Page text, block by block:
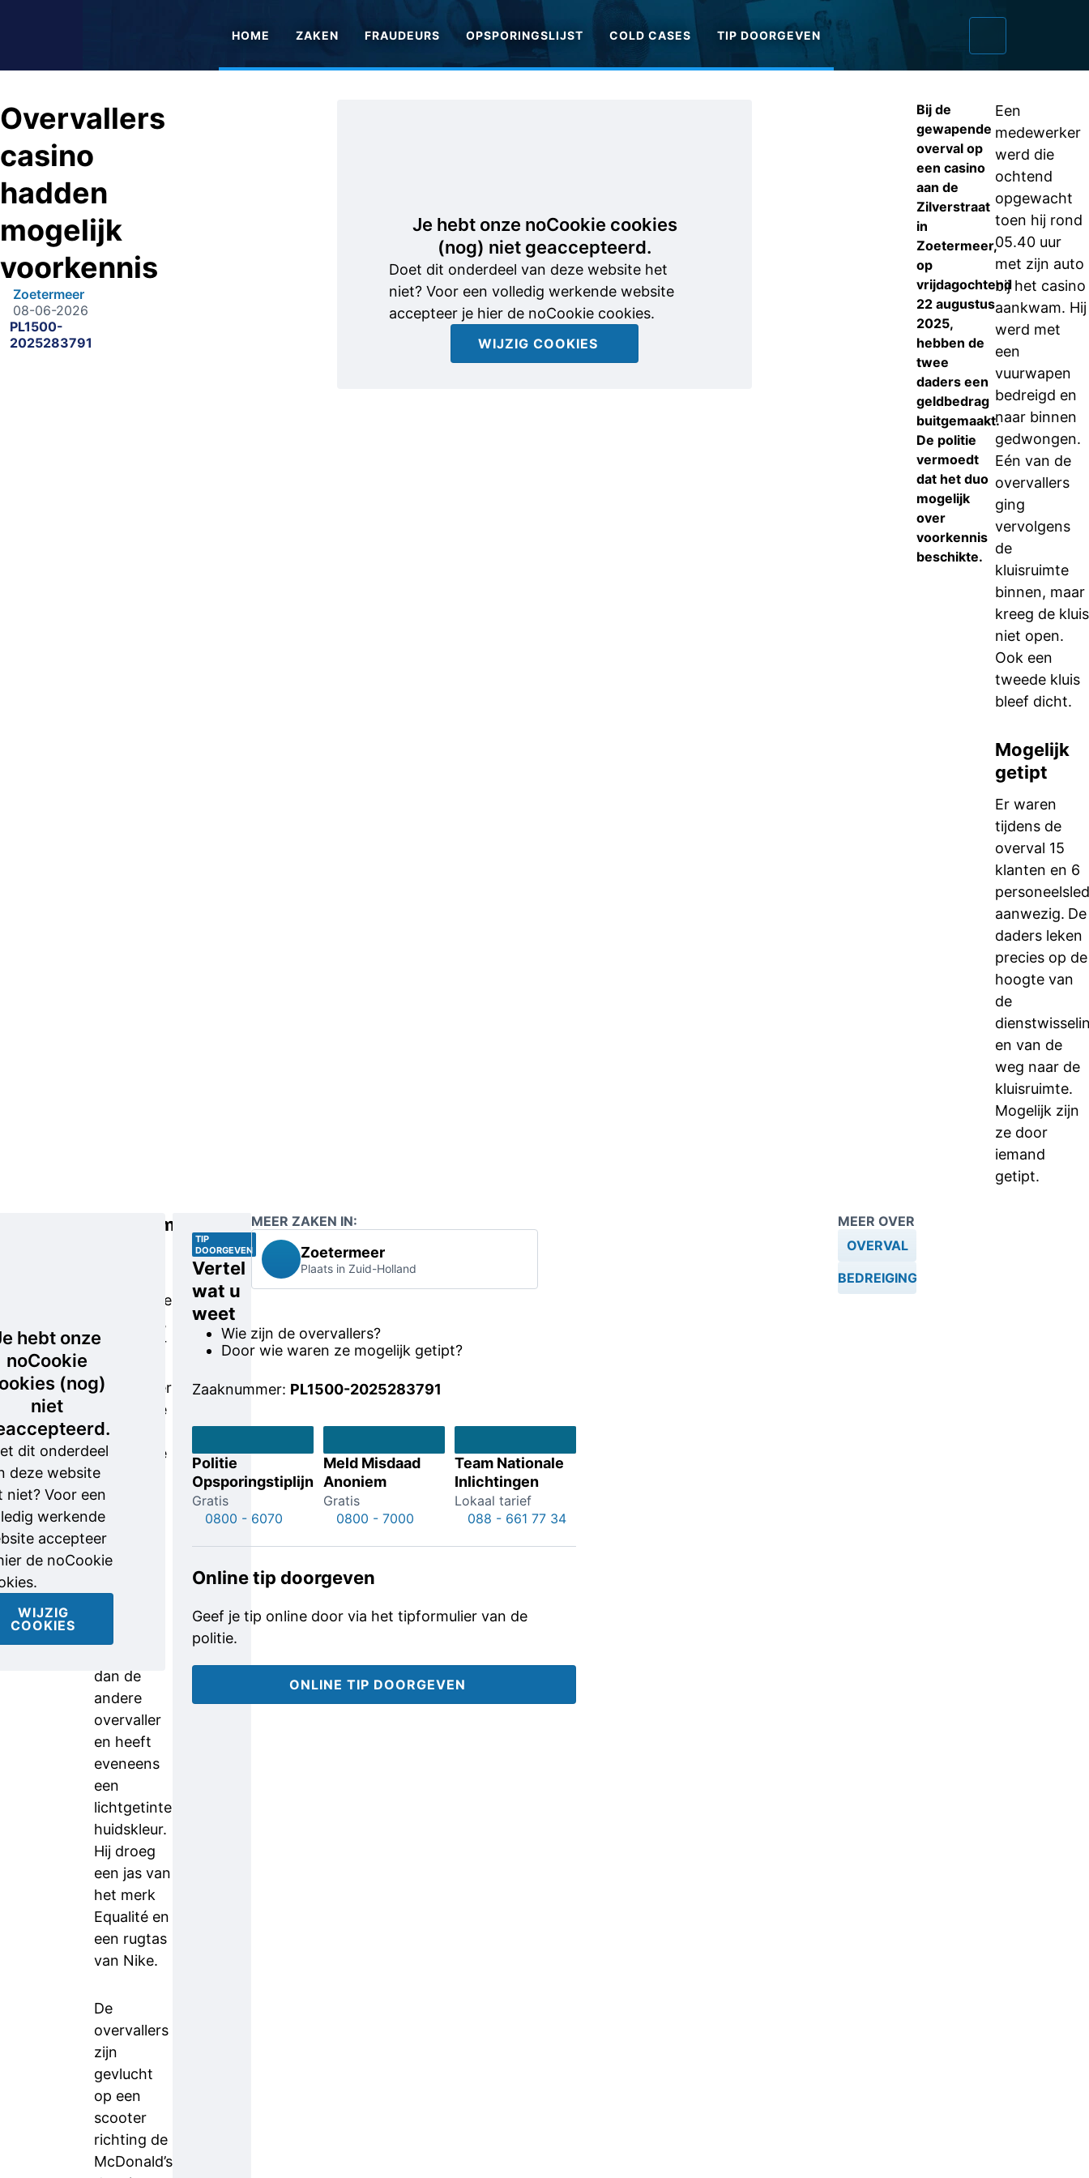
HOME ZAKEN FRAUDEURS OPSPORINGSLIJST COLD CASES TIP DOORGEVEN
Overvallers
casino
hadden
mogelijk
voorkennis
Zoetermeer
08-06-2026
PL1500-
2025283791
Je hebt onze noCookie cookies
(nog) niet geaccepteerd.
Doet dit onderdeel van deze website het
niet? Voor een volledig werkende website
accepteer je hier de noCookie cookies.
WIJZIG COOKIES
Bij de
gewapende
overval op
een casino
aan de
Zilverstraat
in
Zoetermeer,
op
vrijdagochtend
22 augustus
2025,
hebben de
twee
daders een
geldbedrag
buitgemaakt.
De politie
vermoedt
dat het duo
mogelijk
over
voorkennis
beschikte.
Een
medewerker
werd die
ochtend
opgewacht
toen hij rond
05.40 uur
met zijn auto
bij het casino
aankwam. Hij
werd met
een
vuurwapen
bedreigd en
naar binnen
gedwongen.
Eén van de
overvallers
ging
vervolgens
de
kluisruimte
binnen, maar
kreeg de kluis
niet open.
Ook een
tweede kluis
bleef dicht.
Mogelijk
getipt
Er waren
tijdens de
overval 15
klanten en 6
aanwezig. De
daders leken
precies op de
hoogte van
de
en van de
weg naar de
kluisruimte.
Mogelijk zijn
ze door
iemand
getipt.
hebt onze
noCookie
(nog)
niet
dit onderdeel
deze website
niet? Voor een
werkende
accepteer
de noCookie
WIJZIG
COOKIES
Signalementen
lichtgetinte
huidskleur,
is gezetter
handlanger
en dreigde
met een
pistool. De
jas die hij
aan had is
van het
merk The
North
dan de
andere
overvaller
en heeft
eveneens
een
lichtgetinte
huidskleur.
Hij droeg
een jas van
het merk
Equalité en
een rugtas
van Nike.
De
overvallers
zijn
gevlucht
op een
scooter
richting de
McDonald’s
TIP
DOORGEVEN
Vertel
wat u
weet
Wie zijn de overvallers?
Door wie waren ze mogelijk getipt?
Zaaknummer: PL1500-2025283791
Politie
Opsporingstiplijn
Gratis
0800 - 6070
Meld Misdaad
Anoniem
Gratis
0800 - 7000
Team Nationale
Inlichtingen
Lokaal tarief
088 - 661 77 34
Online tip doorgeven
Geef je tip online door via het tipformulier van de
politie.
ONLINE TIP DOORGEVEN
MEER ZAKEN IN:
Zoetermeer
Plaats in Zuid-Holland
MEER OVER
OVERVAL
BEDREIGING